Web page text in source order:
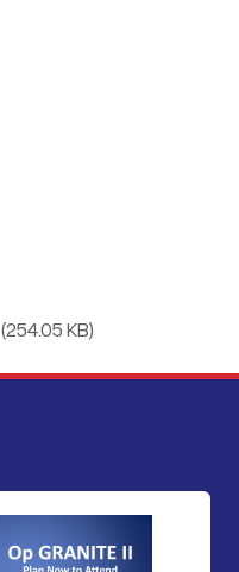
(254.05 KB)